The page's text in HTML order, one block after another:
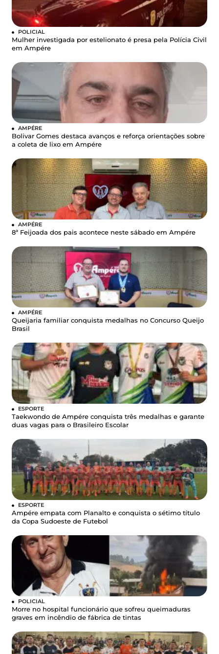
POLICIAL
Mulher investigada por estelionato é presa pela Polícia Civil
em Ampére
AMPÉRE
Bolivar Gomes destaca avanços e reforça orientações sobre
a coleta de lixo em Ampére
AMPÉRE
8ª Feijoada dos pais acontece neste sábado em Ampére
AMPÉRE
Queijaria familiar conquista medalhas no Concurso Queijo
Brasil
ESPORTE
Taekwondo de Ampére conquista três medalhas e garante
duas vagas para o Brasileiro Escolar
ESPORTE
Ampére empata com Planalto e conquista o sétimo título
da Copa Sudoeste de Futebol
POLICIAL
Morre no hospital funcionário que sofreu queimaduras
graves em incêndio de fábrica de tintas